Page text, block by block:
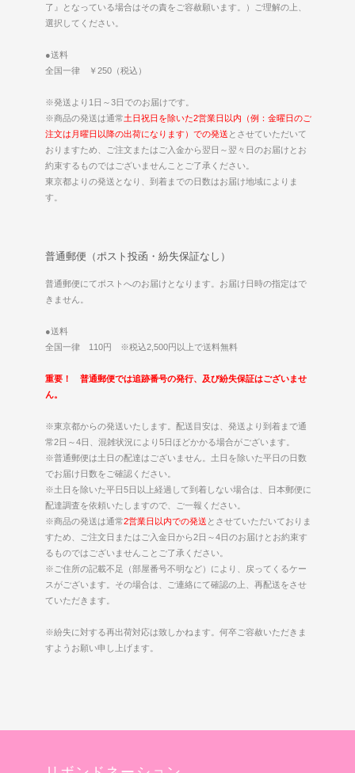
了』となっている場合はその責をご容赦願います。）ご理解の上、
選択してください。
●送料
全国一律 ￥250（税込）
※発送より1日～3日でのお届けです。
※商品の発送は通常土日祝日を除いた2営業日以内（例：金曜日のご
注文は月曜日以降の出荷になります）での発送 とさせていただいて
おりますため、ご注文またはご入金から翌日～翌々日のお届けとお
約束するものではございませんことご了承ください。
東京都よりの発送となり、到着までの日数はお届け地域によりま
す。
普通郵便（ポスト投函・紛失保証なし）
普通郵便にてポストへのお届けとなります。お届け日時の指定はで
きません。
●送料
全国一律 110円 ※税込2,500円以上で送料無料
重要！ 普通郵便では追跡番号の発行、及び紛失保証はございませ
ん。
※東京都からの発送いたします。配送目安は、発送より到着まで通
常2日～4日、混雑状況により5日ほどかかる場合がございます。
※普通郵便は土日の配達はございません。土日を除いた平日の日数
でお届け日数をご確認ください。
※土日を除いた平日5日以上経過して到着しない場合は、日本郵便に
配達調査を依頼いたしますので、ご一報ください。
※商品の発送は通常2営業日以内での発送 とさせていただいておりま
すため、ご注文日またはご入金日から2日～4日のお届けとお約束す
るものではございませんことご了承ください。
※ご住所の記載不足（部屋番号不明など）により、戻ってくるケー
スがございます。その場合は、ご連絡にて確認の上、再配送をさせ
ていただきます。
※紛失に対する再出荷対応は致しかねます。何卒ご容赦いただきま
すようお願い申し上げます。